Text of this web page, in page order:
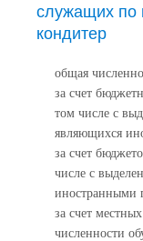
служащих по
кондитер
общая
за счет
том числе с
являющихся
за счет
числе с
иностранными
за счет
численности